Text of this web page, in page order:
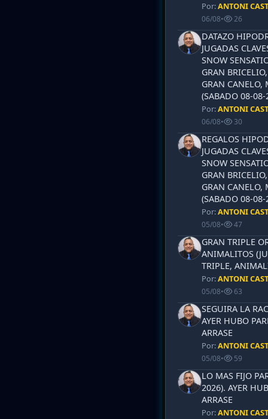
Por:ANTONI
06/08• 26
DATAZO
JUGADAS
SNOW
GRAN
GRAN CANELO,
(SABADO 08-
Por:ANTONI
06/08• 30
REGALOS
JUGADAS
SNOW
GRAN
GRAN CANELO,
(SABADO 08-
Por:ANTONI
05/08• 47
GRAN TRIPLE
ANIMALITOS
TRIPLE,
Por:ANTONI
05/08• 63
SEGUIRA LA
AYER HUBO
ARRASE
Por:ANTONI
05/08• 59
LO MAS FIJO
2026). AYER
ARRASE
Por:ANTONI